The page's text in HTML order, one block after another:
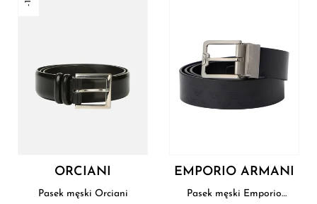
ORCIANI
Pasek męski Orciani
EMPORIO ARMANI
Pasek męski Emporio